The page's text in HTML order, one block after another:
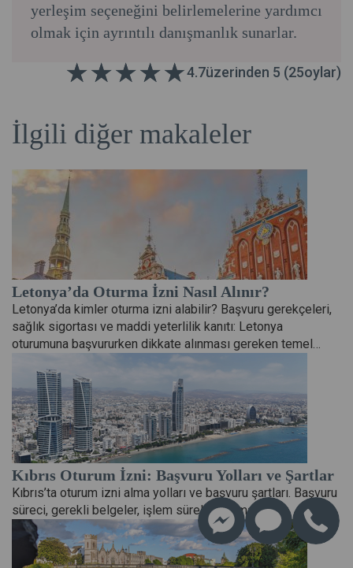
yerleşim seçeneğini belirlemelerine yardımcı
olmak için ayrıntılı danışmanlık sunarlar.
4.7üzerinden 5 (25oylar)
İlgili diğer makaleler
Letonya’da Oturma İzni Nasıl Alınır?
Letonya’da kimler oturma izni alabilir? Başvuru gerekçeleri,
sağlık sigortası ve maddi yeterlilik kanıtı: Letonya
oturumuna başvururken dikkate alınması gereken temel…
Kıbrıs Oturum İzni: Başvuru Yolları ve Şartlar
Kıbrıs’ta oturum izni alma yolları ve başvuru şartları. Başvuru
süreci, gerekli belgeler, işlem süreleri ve masraflar.